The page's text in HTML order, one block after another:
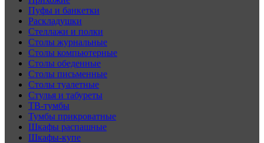
Пуфы и банкетки
Раскладушки
Стеллажи и полки
Столы журнальные
Столы компьютерные
Столы обеденные
Столы письменные
Столы туалетные
Стулья и табуреты
ТВ-тумбы
Тумбы прикроватные
Шкафы распашные
Шкафы-купе